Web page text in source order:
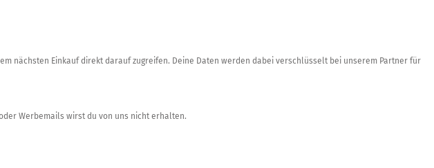
nächsten Einkauf direkt darauf zugreifen. Deine Daten werden dabei verschlüsselt bei unserem Partner für
Werbemails wirst du von uns nicht erhalten.